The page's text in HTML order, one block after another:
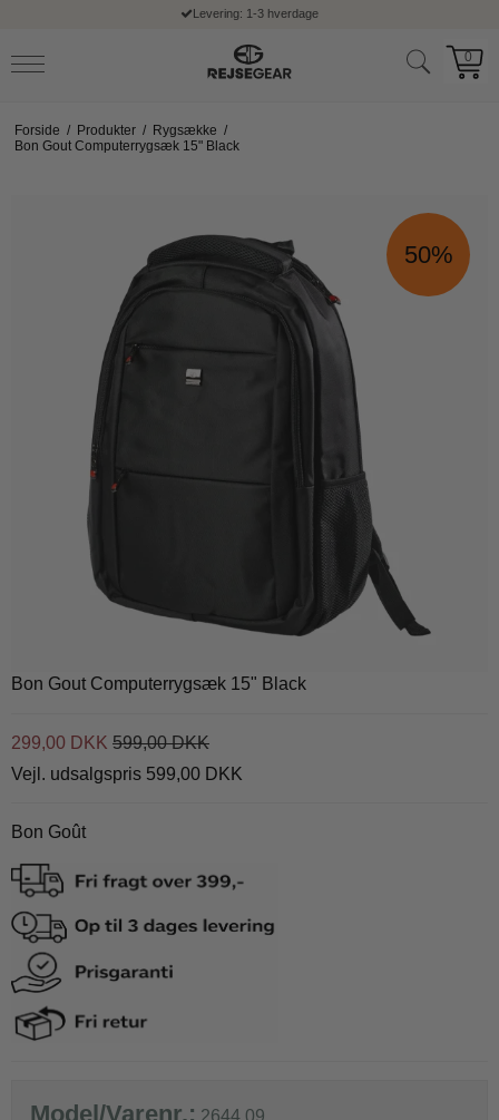
Fri fragt ved køb over 399,- kr
0
Forside / Produkter / Rygsække /
Bon Gout Computerrygsæk 15" Black
50%
Bon Gout Computerrygsæk 15" Black
299,00 DKK 599,00 DKK
Vejl. udsalgspris 599,00 DKK
Bon Goût
Model/Varenr.: 2644 09